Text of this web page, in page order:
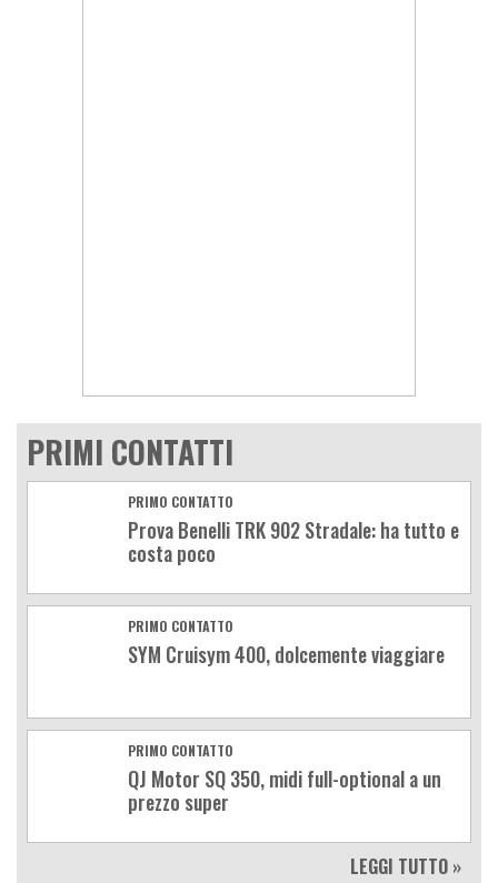
PRIMI CONTATTI
PRIMO CONTATTO
Prova Benelli TRK 902 Stradale: ha tutto e
costa poco
PRIMO CONTATTO
SYM Cruisym 400, dolcemente viaggiare
PRIMO CONTATTO
QJ Motor SQ 350, midi full-optional a un
prezzo super
LEGGI TUTTO »